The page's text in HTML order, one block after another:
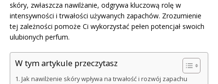
skóry, zwłaszcza nawilżanie, odgrywa kluczową rolę w
intensywności i trwałości używanych zapachów. Zrozumienie
tej zależności pomoże Ci wykorzystać pełen potencjał swoich
ulubionych perfum.
W tym artykule przeczytasz
Jak nawilżenie skóry wpływa na trwałość i rozwój zapachu